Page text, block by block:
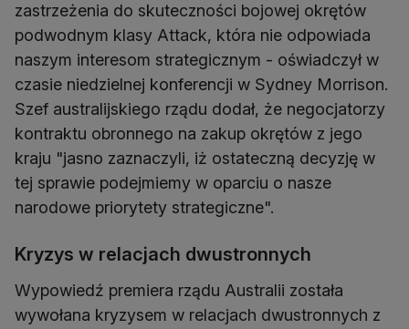
zastrzeżenia do skuteczności bojowej okrętów
podwodnym klasy Attack, która nie odpowiada
naszym interesom strategicznym - oświadczył w
czasie niedzielnej konferencji w Sydney Morrison.
Szef australijskiego rządu dodał, że negocjatorzy
kontraktu obronnego na zakup okrętów z jego
kraju "jasno zaznaczyli, iż ostateczną decyzję w
tej sprawie podejmiemy w oparciu o nasze
narodowe priorytety strategiczne".
Kryzys w relacjach dwustronnych
Wypowiedź premiera rządu Australii została
wywołana kryzysem w relacjach dwustronnych z